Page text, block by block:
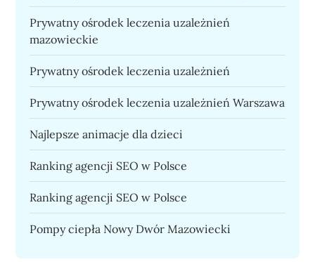
Prywatny ośrodek leczenia uzależnień
mazowieckie
Prywatny ośrodek leczenia uzależnień
Prywatny ośrodek leczenia uzależnień Warszawa
Najlepsze animacje dla dzieci
Ranking agencji SEO w Polsce
Ranking agencji SEO w Polsce
Pompy ciepła Nowy Dwór Mazowiecki